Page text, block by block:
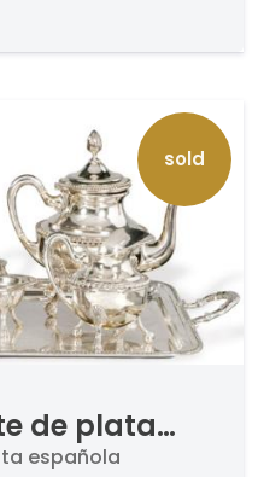
sold
de plata
Ley 916
española